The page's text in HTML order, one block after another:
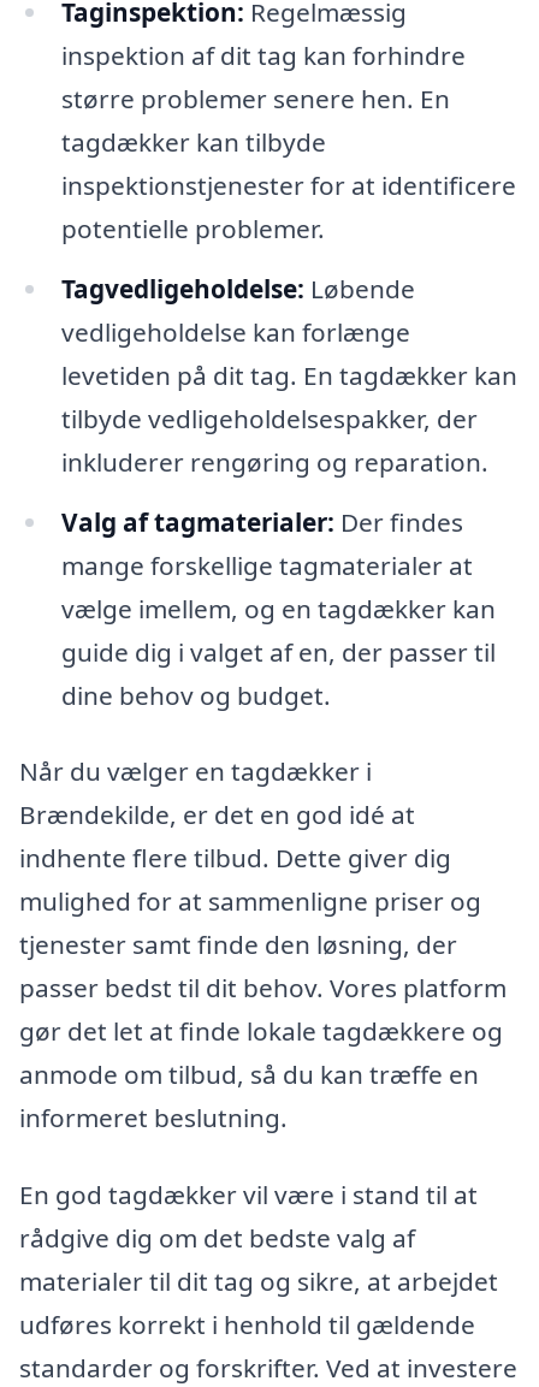
Taginspektion: Regelmæssig
inspektion af dit tag kan forhindre
større problemer senere hen. En
tagdækker kan tilbyde
inspektionstjenester for at identificere
potentielle problemer.
Tagvedligeholdelse: Løbende
vedligeholdelse kan forlænge
levetiden på dit tag. En tagdækker kan
tilbyde vedligeholdelsespakker, der
inkluderer rengøring og reparation.
Valg af tagmaterialer: Der findes
mange forskellige tagmaterialer at
vælge imellem, og en tagdækker kan
guide dig i valget af en, der passer til
dine behov og budget.
Når du vælger en tagdækker i
Brændekilde, er det en god idé at
indhente flere tilbud. Dette giver dig
mulighed for at sammenligne priser og
tjenester samt finde den løsning, der
passer bedst til dit behov. Vores platform
gør det let at finde lokale tagdækkere og
anmode om tilbud, så du kan træffe en
informeret beslutning.
En god tagdækker vil være i stand til at
rådgive dig om det bedste valg af
materialer til dit tag og sikre, at arbejdet
udføres korrekt i henhold til gældende
standarder og forskrifter. Ved at investere